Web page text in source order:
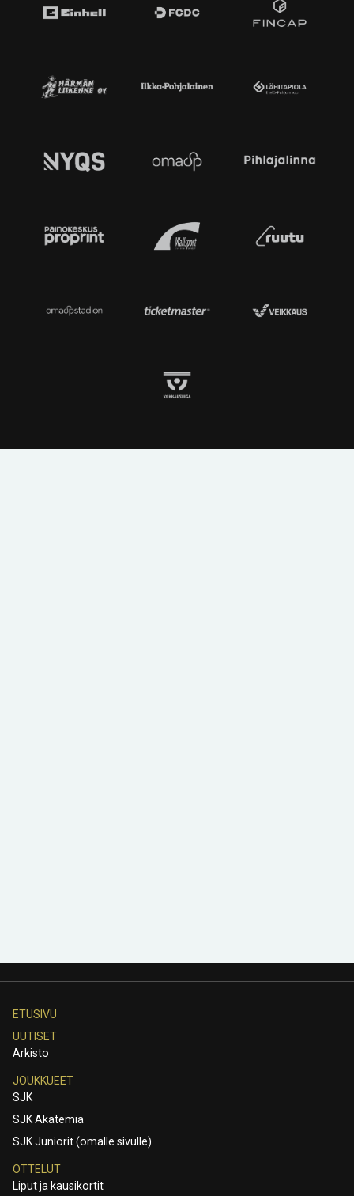
ETUSIVU
UUTISET
Arkisto
JOUKKUEET
SJK
SJK Akatemia
SJK Juniorit (omalle sivulle)
OTTELUT
Liput ja kausikortit